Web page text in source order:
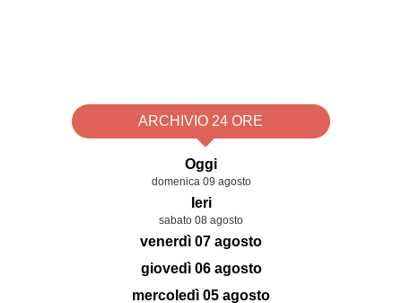
ARCHIVIO 24 ORE
Oggi
domenica 09 agosto
Ieri
sabato 08 agosto
venerdì 07 agosto
giovedì 06 agosto
mercoledì 05 agosto